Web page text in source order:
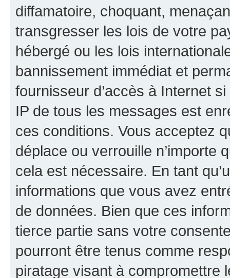
diffamatoire, choquant,
transgresser les lois de votre
hébergé ou les lois
bannissement immédiat et
fournisseur d’accès à Internet
IP de tous les messages est
ces conditions. Vous acceptez
déplace ou verrouille n’importe
cela est nécessaire. En tant
informations que vous avez
de données. Bien que ces
tierce partie sans votre
pourront être tenus comme
piratage visant à compromettre